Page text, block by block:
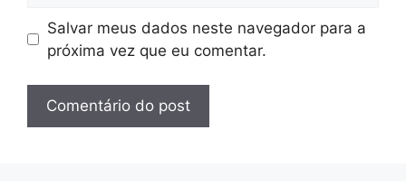
Salvar meus dados neste navegador para a
próxima vez que eu comentar.